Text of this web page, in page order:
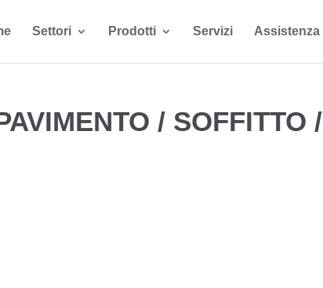
Settori Prodotti Servizi Assistenza
/ SOFFITTO /